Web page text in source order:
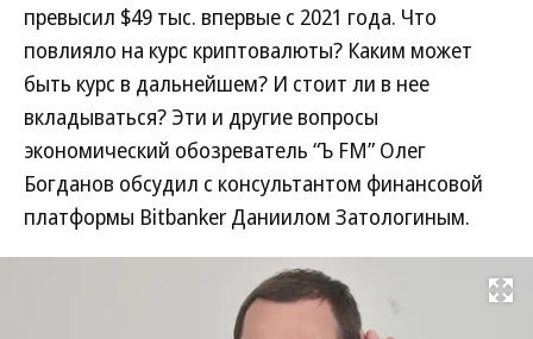
превысил $49 тыс. впервые с 2021 года. Что
повлияло на курс криптовалюты? Каким может
быть курс в дальнейшем? И стоит ли в нее
вкладываться? Эти и другие вопросы
экономический обозреватель “Ъ FM” Олег
Богданов обсудил с консультантом финансовой
платформы Bitbanker Даниилом Затологиным.
Развернуть